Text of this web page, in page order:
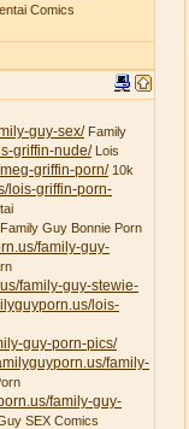
Comics
guy-sex/Family
griffin-nude/Lois
griffin-porn/10k
lois-griffin-porn-
Guy Bonnie Porn
family-guy-
family-guy-stewie-
lois-
guy-porn-pics/
family-
family-guy-
SEX Comics